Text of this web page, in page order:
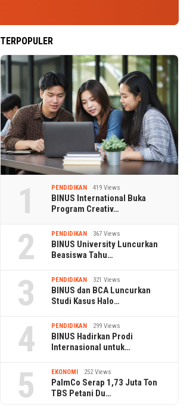
TERPOPULER
1 PENDIDIKAN 419 Views
BINUS International Buka
Program Creativ…
2 PENDIDIKAN 367 Views
BINUS University Luncurkan
Beasiswa Tahu…
3 PENDIDIKAN 321 Views
BINUS dan BCA Luncurkan
Studi Kasus Halo…
4 PENDIDIKAN 299 Views
BINUS Hadirkan Prodi
Internasional untuk…
5 EKONOMI 252 Views
PalmCo Serap 1,73 Juta Ton
TBS Petani Du…